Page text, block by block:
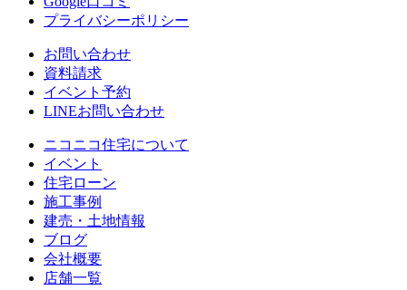
プライバシーポリシー
お問い合わせ
資料請求
イベント予約
LINEお問い合わせ
ニコニコ住宅について
イベント
住宅ローン
施⼯事例
建売・⼟地情報
ブログ
会社概要
店舗⼀覧